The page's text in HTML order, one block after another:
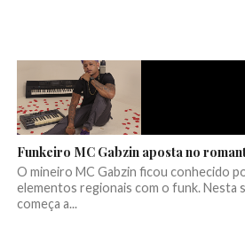
Funkeiro MC Gabzin aposta no
O mineiro MC Gabzin ficou conhecido
elementos regionais com o funk. Nesta
começa a...